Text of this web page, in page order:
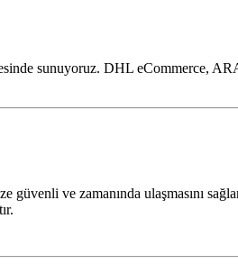
sunuyoruz. DHL
ve zamanında ulaşmasını